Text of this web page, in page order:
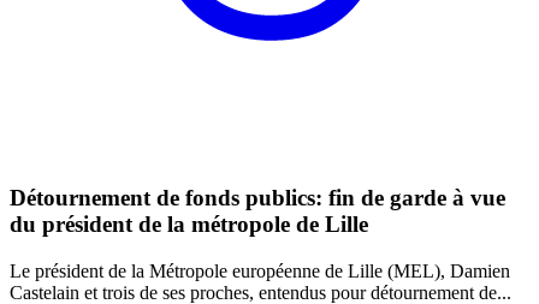
Détournement de fonds publics: fin de garde à vue
du président de la métropole de Lille
Le président de la Métropole européenne de Lille (MEL), Damien
Castelain et trois de ses proches, entendus pour détournement de...